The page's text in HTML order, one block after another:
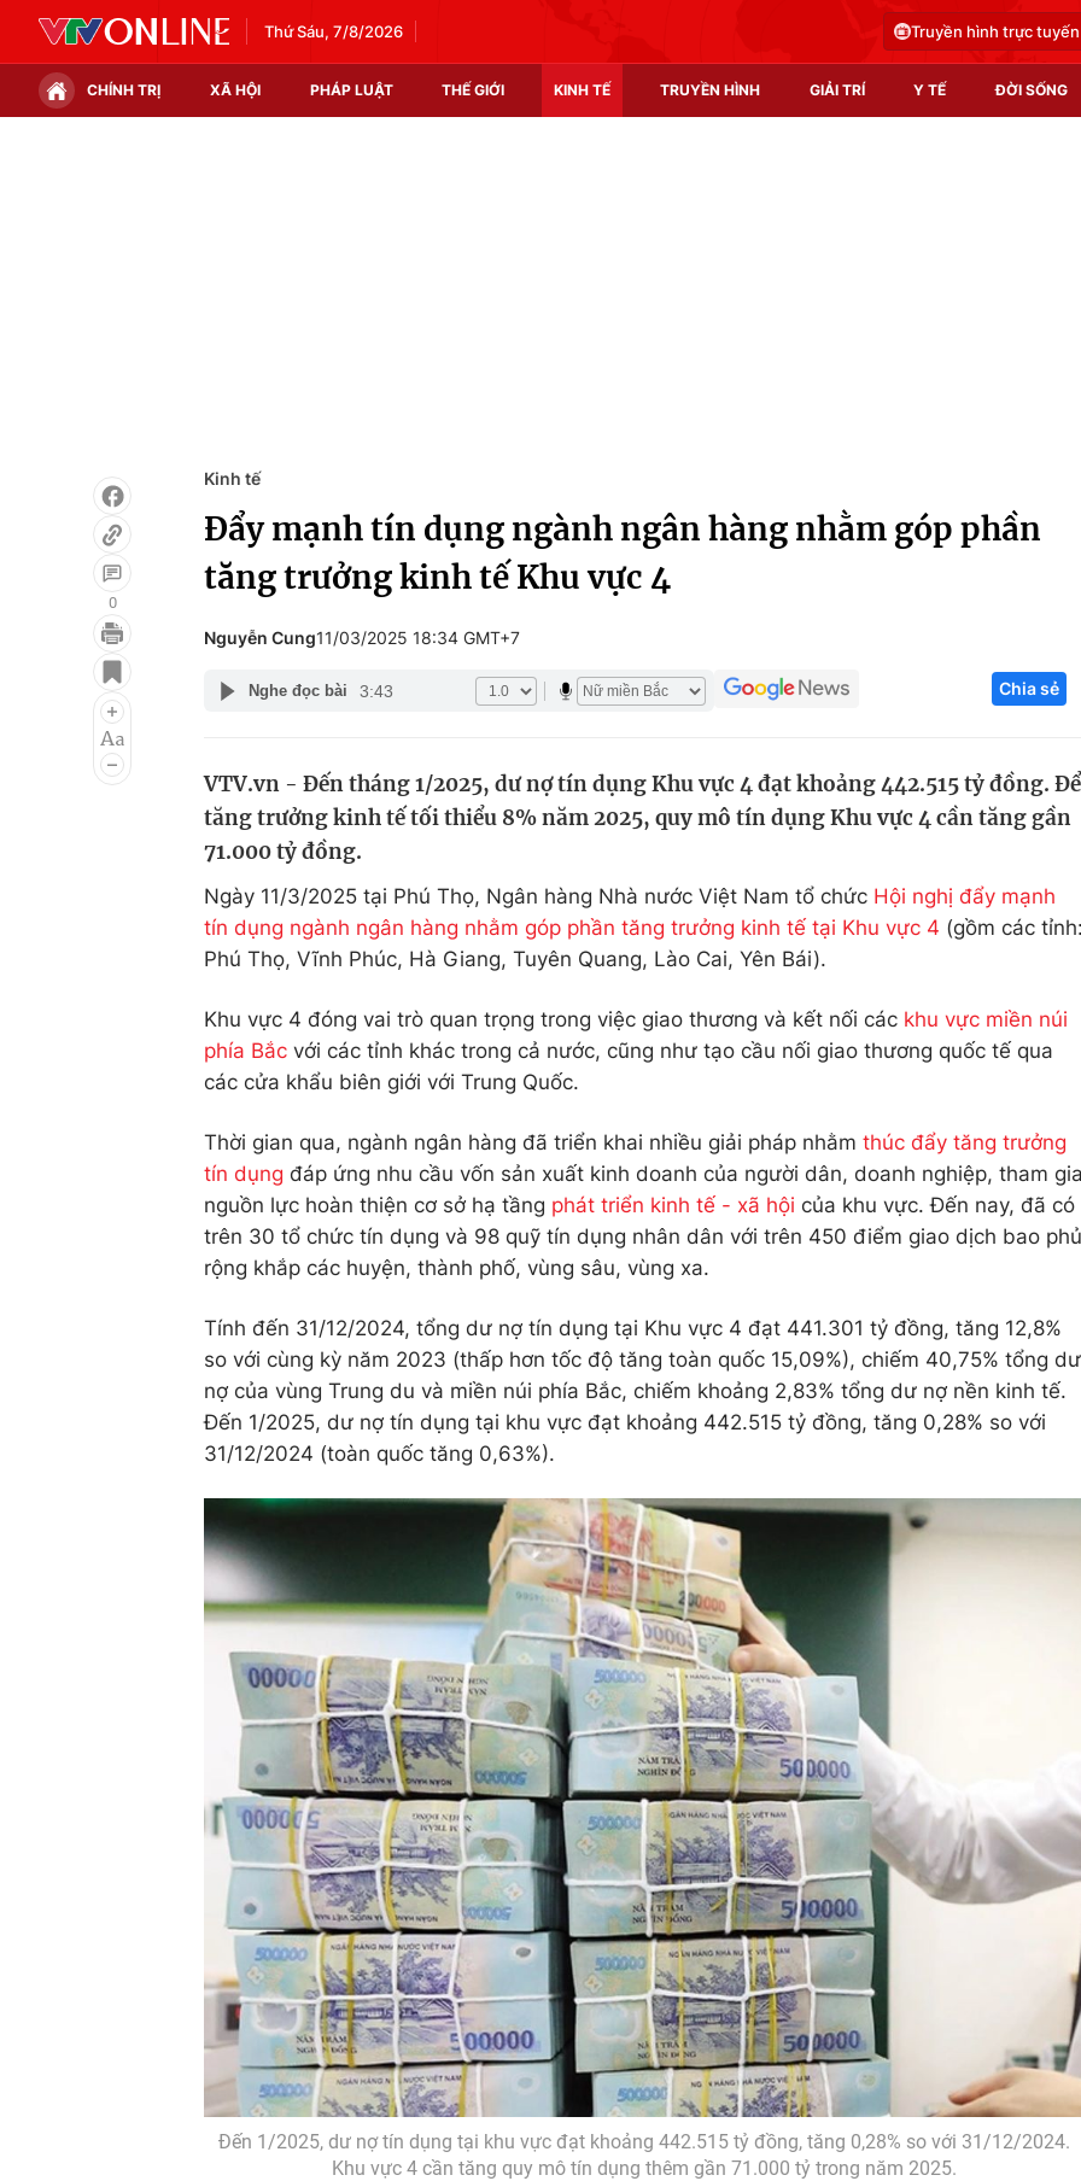
Thứ Sáu, 7/8/2026 Truyền hình trực tuyến
CHÍNH TRỊ XÃ HỘI PHÁP LUẬT THẾ GIỚI KINH TẾ TRUYỀN HÌNH GIẢI TRÍ Y TẾ ĐỜI SỐNG
Infographic
Điện ảnh
Âm nhạc
Du lịch
Chất lượng cuộc sống
Tuyển sinh
Hitech Công
Thị trường
0
Kinh tế
Đẩy mạnh tín dụng ngành ngân hàng nhằm góp phần
tăng trưởng kinh tế Khu vực 4
Nguyễn Cung11/03/2025 18:34 GMT+7
Nghe đọc bài 3:43 Chia sẻ
VTV.vn - Đến tháng 1/2025, dư nợ tín dụng Khu vực 4 đạt khoảng 442.515 tỷ đồng. Để
tăng trưởng kinh tế tối thiểu 8% năm 2025, quy mô tín dụng Khu vực 4 cần tăng gần
71.000 tỷ đồng.
Ngày 11/3/2025 tại Phú Thọ, Ngân hàng Nhà nước Việt Nam tổ chức Hội nghị đẩy mạnh
tín dụng ngành ngân hàng nhằm góp phần tăng trưởng kinh tế tại Khu vực 4 (gồm các
Phú Thọ, Vĩnh Phúc, Hà Giang, Tuyên Quang, Lào Cai, Yên Bái).
Khu vực 4 đóng vai trò quan trọng trong việc giao thương và kết nối các khu vực miền núi
phía Bắc với các tỉnh khác trong cả nước, cũng như tạo cầu nối giao thương quốc tế qua
các cửa khẩu biên giới với Trung Quốc.
Thời gian qua, ngành ngân hàng đã triển khai nhiều giải pháp nhằm thúc đẩy tăng trưởng
tín dụng đáp ứng nhu cầu vốn sản xuất kinh doanh của người dân, doanh nghiệp, tham
nguồn lực hoàn thiện cơ sở hạ tầng phát triển kinh tế - xã hội của khu vực. Đến nay, đã có
trên 30 tổ chức tín dụng và 98 quỹ tín dụng nhân dân với trên 450 điểm giao dịch bao phủ
rộng khắp các huyện, thành phố, vùng sâu, vùng xa.
Tính đến 31/12/2024, tổng dư nợ tín dụng tại Khu vực 4 đạt 441.301 tỷ đồng, tăng 12,8%
so với cùng kỳ năm 2023 (thấp hơn tốc độ tăng toàn quốc 15,09%), chiếm 40,75% tổng dư
nợ của vùng Trung du và miền núi phía Bắc, chiếm khoảng 2,83% tổng dư nợ nền kinh tế.
Đến 1/2025, dư nợ tín dụng tại khu vực đạt khoảng 442.515 tỷ đồng, tăng 0,28% so với
31/12/2024 (toàn quốc tăng 0,63%).
Đến 1/2025, dư nợ tín dụng tại khu vực đạt khoảng 442.515 tỷ đồng, tăng 0,28% so với 31/12/2024.
Khu vực 4 cần tăng quy mô tín dụng thêm gần 71.000 tỷ trong năm 2025.